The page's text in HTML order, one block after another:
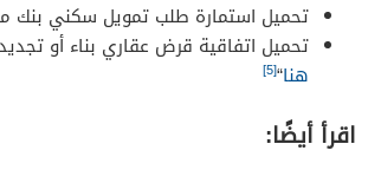
تحميل استمارة طلب تمويل سكني
تحميل اتفاقية قرض عقاري بناء أو
هنا“
[5]
اقرأ أيضًا: